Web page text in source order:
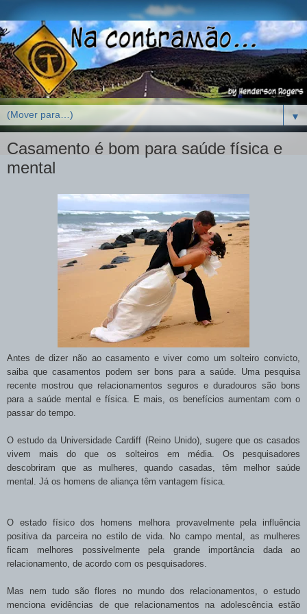
▼
Casamento é bom para saúde física e
mental
Antes de dizer não ao casamento e viver como um solteiro convicto,
saiba que casamentos podem ser bons para a saúde. Uma pesquisa
recente mostrou que relacionamentos seguros e duradouros são bons
para a saúde mental e física. E mais, os benefícios aumentam com o
passar do tempo.
O estudo da Universidade Cardiff (Reino Unido), sugere que os casados
vivem mais do que os solteiros em média. Os pesquisadores
descobriram que as mulheres, quando casadas, têm melhor saúde
mental. Já os homens de aliança têm vantagem física.
O estado físico dos homens melhora provavelmente pela influência
positiva da parceira no estilo de vida. No campo mental, as mulheres
ficam melhores possivelmente pela grande importância dada ao
relacionamento, de acordo com os pesquisadores.
Mas nem tudo são flores no mundo dos relacionamentos, o estudo
menciona evidências de que relacionamentos na adolescência estão